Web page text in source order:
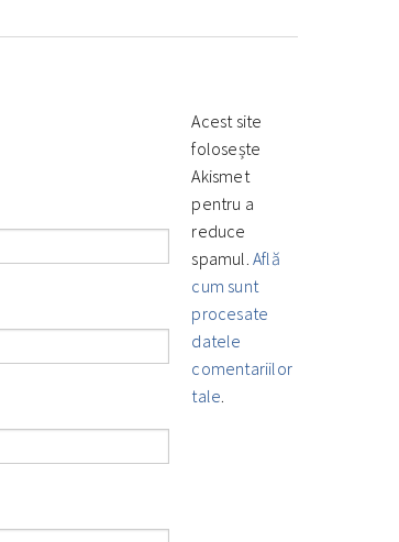
Acest site
folosește
Akismet
pentru a
reduce
spamul. Află
cum sunt
procesate
datele
comentariilor
tale.